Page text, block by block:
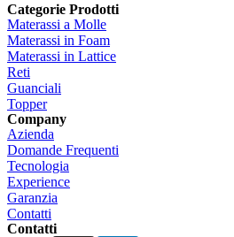
Categorie Prodotti
Materassi a Molle
Materassi in Foam
Materassi in Lattice
Reti
Guanciali
Topper
Company
Azienda
Domande Frequenti
Tecnologia
Experience
Garanzia
Contatti
Contatti